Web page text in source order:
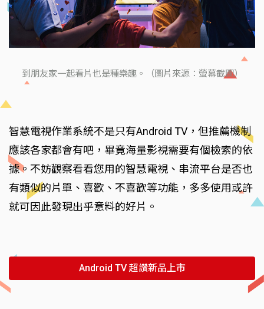
到朋友家一起看片也是種樂趣。（圖片來源：螢幕截圖）
智慧電視作業系統不是只有Android TV，但推薦機制
應該各家都會有吧，畢竟海量影視需要有個檢索的依
據。不妨觀察看看您用的智慧電視、串流平台是否也
有類似的片單、喜歡、不喜歡等功能，多多使用或許
就可因此發現出乎意料的好片。
Android TV 超讚新品上市